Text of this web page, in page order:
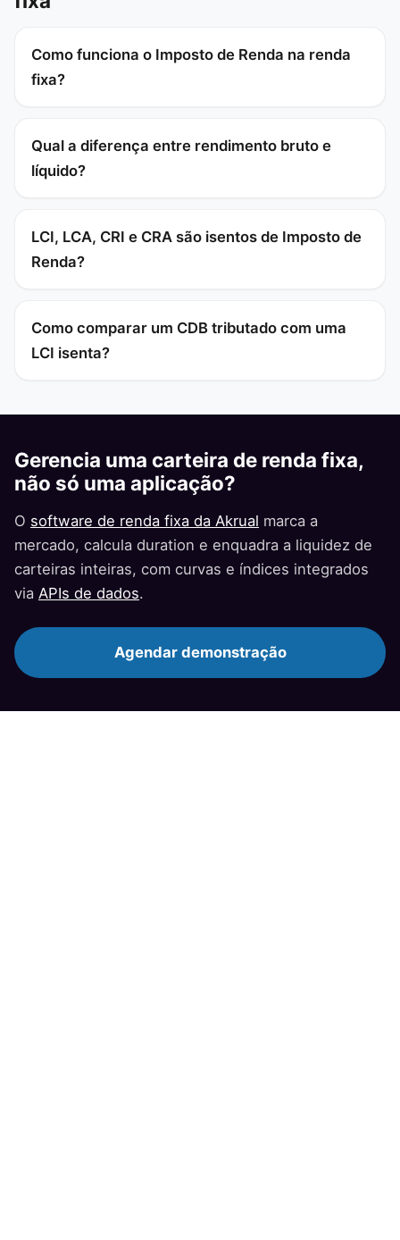
Como funciona o Imposto de Renda na renda
fixa?
Qual a diferença entre rendimento bruto e
líquido?
LCI, LCA, CRI e CRA são isentos de Imposto de
Renda?
Como comparar um CDB tributado com uma
LCI isenta?
Gerencia uma carteira de renda fixa,
não só uma aplicação?
O software de renda fixa da Akrual marca a
mercado, calcula duration e enquadra a liquidez de
carteiras inteiras, com curvas e índices integrados
via APIs de dados.
Agendar demonstração